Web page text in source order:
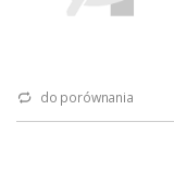
do porównania